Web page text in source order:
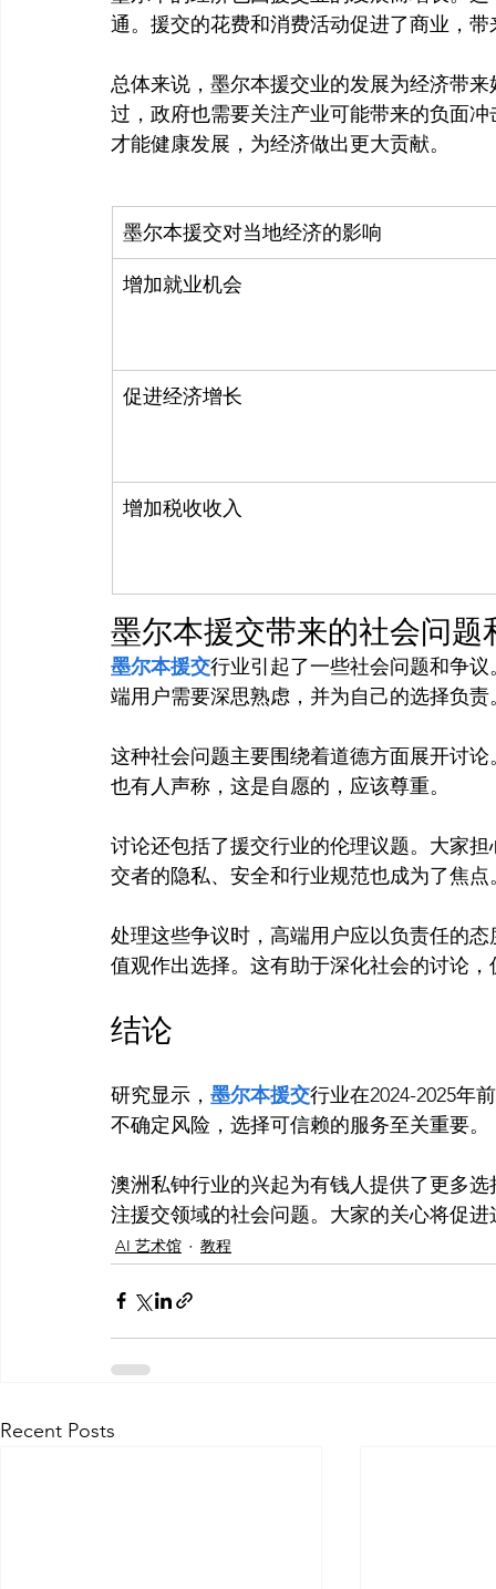
通。援交的花费和消费活动促进了商业，
总体来说，墨尔本援交业的发展为经济带
过，政府也需要关注产业可能带来的负面
墨尔本援交对当地经济的影响
增加就业机会
促进经济增长
增加税收收入
墨尔本援交带来的社会问题
墨尔本援交行业引起了一些社会问题和争
这种社会问题主要围绕着道德方面展开讨
也有人声称，这是自愿的，应该尊重。
讨论还包括了援交行业的伦理议题。大家
交者的隐私、安全和行业规范也成为了焦点
处理这些争议时，高端用户应以负责任的
结论
研究显示， 墨尔本援交行业在2024-2025年
不确定风险，选择可信赖的服务至关重要。
澳洲私钟行业的兴起为有钱人提供了更多
注援交领域的社会问题。大家的关心将促
AI 艺术馆 教程
Recent Posts